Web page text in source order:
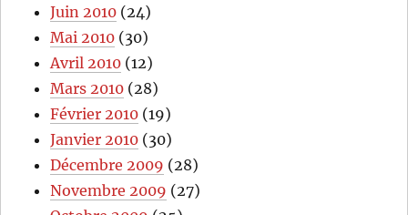
Juin 2010 (24)
Mai 2010 (30)
Avril 2010 (12)
Mars 2010 (28)
Février 2010 (19)
Janvier 2010 (30)
Décembre 2009 (28)
Novembre 2009 (27)